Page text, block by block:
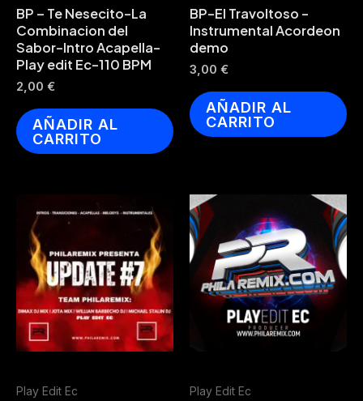
BP – Te Nesecito-La
Combinacion del
Sabor-Intro Acapella-
Play edit Ec-110 BPM
2,00 €
AÑADIR AL
CARRITO
BP-El Travoltoso -
Instrumental Acordeon
demo
3,00 €
AÑADIR AL
CARRITO
Play Edit Ec Play Edit Ec